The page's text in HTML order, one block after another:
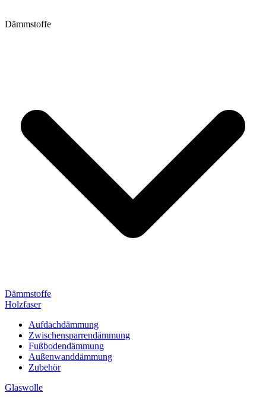
Dämmstoffe
Dämmstoffe
Holzfaser
Aufdachdämmung
Zwischensparrendämmung
Fußbodendämmung
Außenwanddämmung
Zubehör
Glaswolle